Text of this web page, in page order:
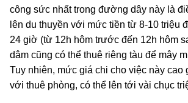
công sức nhất trong đường dây này là
lên du thuyền với mức tiền từ 8-10 triệu
24 giờ (từ 12h hôm trước đến 12h hôm
dâm cũng có thể thuê riêng tàu để mây
Tuy nhiên, mức giá chi cho việc này cao
với thuê phòng, có thể lên tới vài chục